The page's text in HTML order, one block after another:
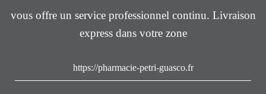
vous offre un service professionnel continu. Livraison
express dans votre zone
https://pharmacie-petri-guasco.fr